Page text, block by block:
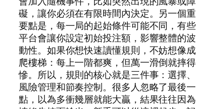
礙，讓你必須在有限時間內決定。另一個重
要點是，每一局的起始條件可能不同，有些
平台會讓你設定初始投注額，影響整體的波
動性。如果你想快速讀懂規則，不妨想像成
爬樓梯：每上一階都爽，但萬一滑倒就摔得
慘。所以，規則的核心就是三件事：選擇、
風險管理和節奏控制。很多人忽略了最後一
點，以為多衝幾層就能大贏，結果往往因為